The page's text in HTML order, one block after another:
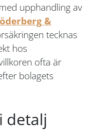
upphandling av
&
tecknas
hos
ofta är
bolagets
detalj